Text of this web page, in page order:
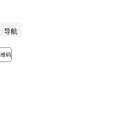
导航
码